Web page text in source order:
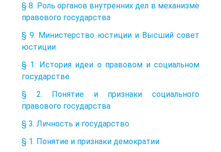
§ 8. Роль органов внутренних дел в механизме
правового государства
§ 9. Министерство юстиции и Высший совет
юстиции
§ 1. История идеи о правовом и социальном
государстве
§ 2. Понятие и признаки социального
правового государства
§ 3. Личность и государство
§ 1. Понятие и признаки демократии